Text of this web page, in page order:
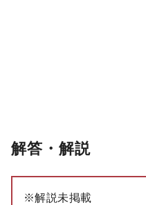
解答・解説
※解説未掲載